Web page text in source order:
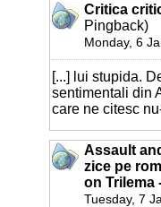
Critica
Pingback)
Monday, 6
[...] lui stupida.
sentimentali din
care ne citesc
Assault
zice pe
on Trilema
Tuesday, 7